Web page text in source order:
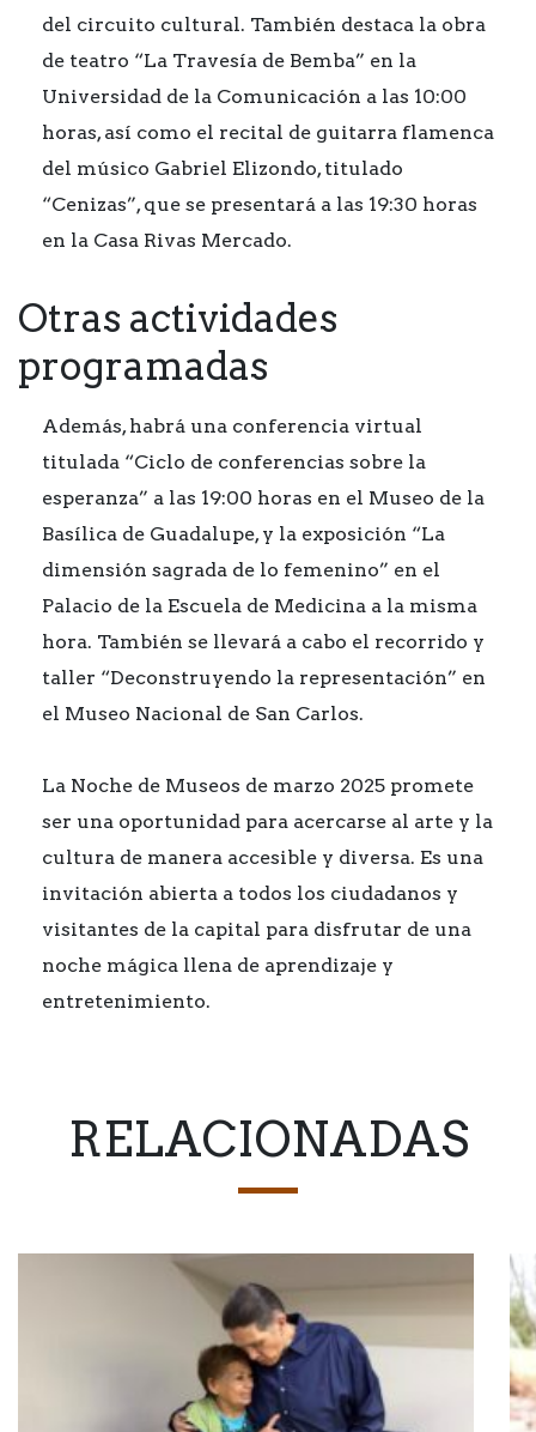
del circuito cultural. También destaca la obra
de teatro “La Travesía de Bemba” en la
Universidad de la Comunicación a las 10:00
horas, así como el recital de guitarra flamenca
del músico Gabriel Elizondo, titulado
“Cenizas”, que se presentará a las 19:30 horas
en la Casa Rivas Mercado.
Otras actividades
programadas
Además, habrá una conferencia virtual
titulada “Ciclo de conferencias sobre la
esperanza” a las 19:00 horas en el Museo de la
Basílica de Guadalupe, y la exposición “La
dimensión sagrada de lo femenino” en el
Palacio de la Escuela de Medicina a la misma
hora. También se llevará a cabo el recorrido y
taller “Deconstruyendo la representación” en
el Museo Nacional de San Carlos.
La Noche de Museos de marzo 2025 promete
ser una oportunidad para acercarse al arte y la
cultura de manera accesible y diversa. Es una
invitación abierta a todos los ciudadanos y
visitantes de la capital para disfrutar de una
noche mágica llena de aprendizaje y
entretenimiento.
RELACIONADAS